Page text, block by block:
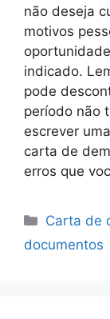
não deseja
motivos
indicado.
pode
período não
escrever
carta de
erros que
Carta de
documentos